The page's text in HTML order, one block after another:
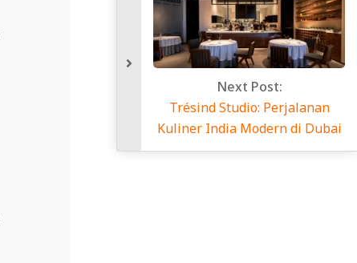
Next Post:
Trésind Studio: Perjalanan
Kuliner India Modern di Dubai